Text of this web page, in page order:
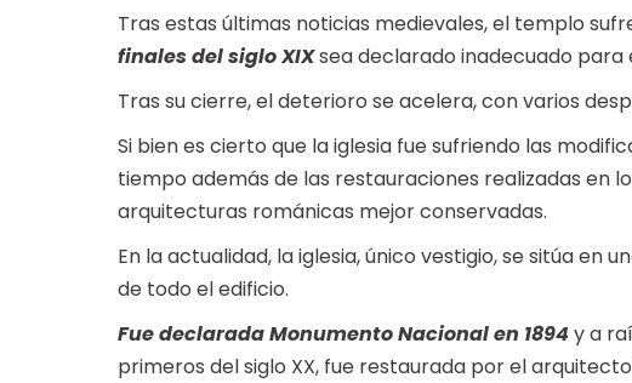
Tras estas últimas noticias medievales, el templo
finales del siglo XIXsea declarado inadecuado para
Tras su cierre, el deterioro se acelera, con varios
Si bien es cierto que la iglesia fue sufriendo las
tiempo además de las restauraciones realizadas en
arquitecturas románicas mejor conservadas.
En la actualidad, la iglesia, único vestigio, se sitúa en
de todo el edificio.
Fue declarada Monumento Nacional en 1894 y a
primeros del siglo XX, fue restaurada por el